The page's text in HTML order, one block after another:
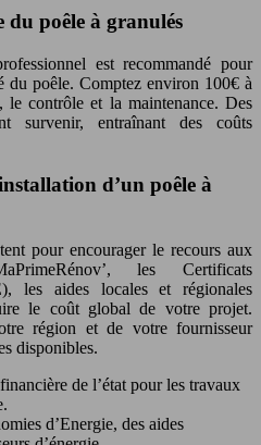
du poêle à granulés
est recommandé pour
du poêle. Comptez environ 100€ à
contrôle et la maintenance. Des
survenir, entraînant des coûts
d’un poêle à
pour encourager le recours aux
les Certificats
les aides locales et régionales
le coût global de votre projet.
région et de votre fournisseur
disponibles.
de l’état pour les travaux
d’Energie, des aides